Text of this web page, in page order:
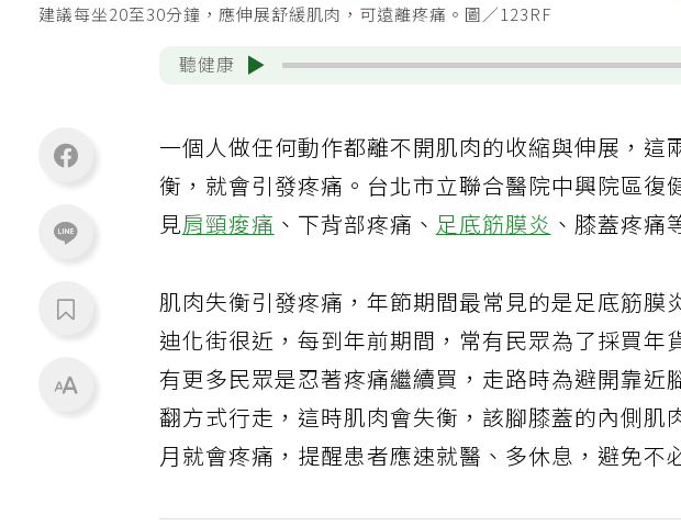
建議每坐20至30分鐘，應伸展舒緩肌肉，可遠離疼痛。圖／123RF
聽健康
一個人做任何動作都離不開肌肉的收縮與伸展，這
衡，就會引發疼痛。台北市立聯合醫院中興院區復
見肩頸痠痛 、下背部疼痛、足底筋膜炎 、膝蓋疼痛
肌肉失衡引發疼痛，年節期間最常見的是足底筋膜
迪化街很近，每到年前期間，常有民眾為了採買年
有更多民眾是忍著疼痛繼續買，走路時為避開靠近
翻方式行走，這時肌肉會失衡，該腳膝蓋的內側肌
月就會疼痛，提醒患者應速就醫、多休息，避免不